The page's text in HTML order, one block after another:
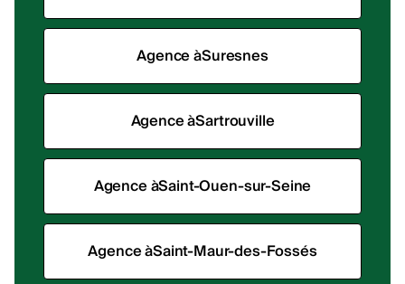
Agence àSuresnes
Agence àSartrouville
Agence àSaint-Ouen-sur-Seine
Agence àSaint-Maur-des-Fossés